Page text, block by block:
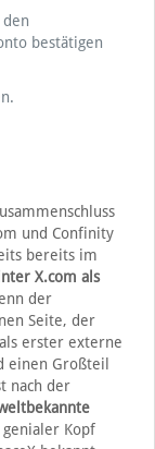
den
bestätigen
und Confinity
bereits im
X.com als
der
Seite, der
erster externe
einen Großteil
nach der
Kopf